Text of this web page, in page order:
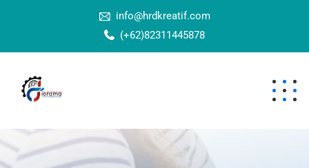
info@hrdkreatif.com
(+62)82311445878